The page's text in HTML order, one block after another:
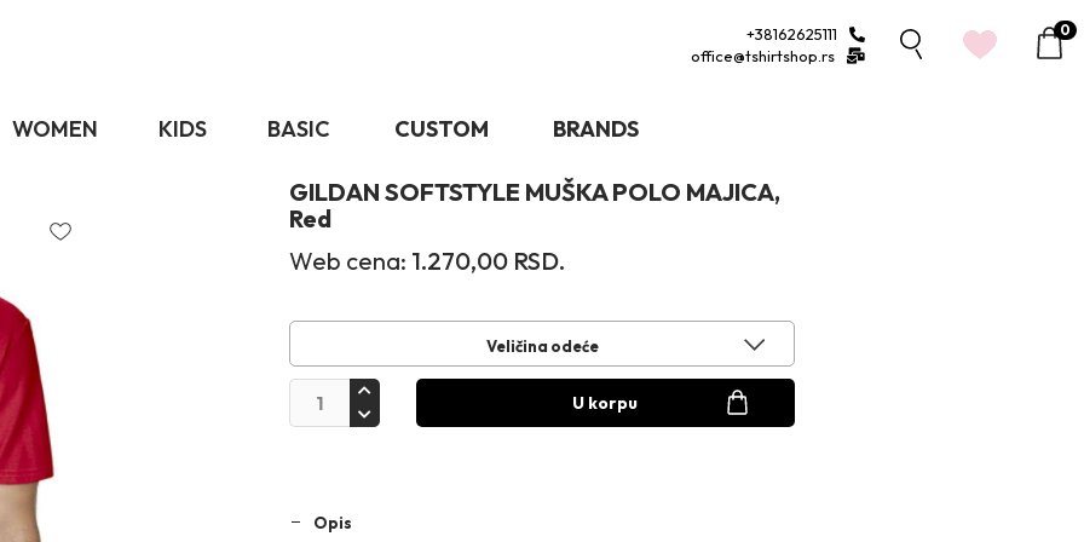
WOMEN KIDS BASIC CUSTOM BRANDS
+38162625111
office@tshirtshop.rs
0
GILDAN SOFTSTYLE MUŠKA POLO MAJICA,
Red
Web cena: 1.270,00 RSD.
Veličina odeće
U korpu
Opis